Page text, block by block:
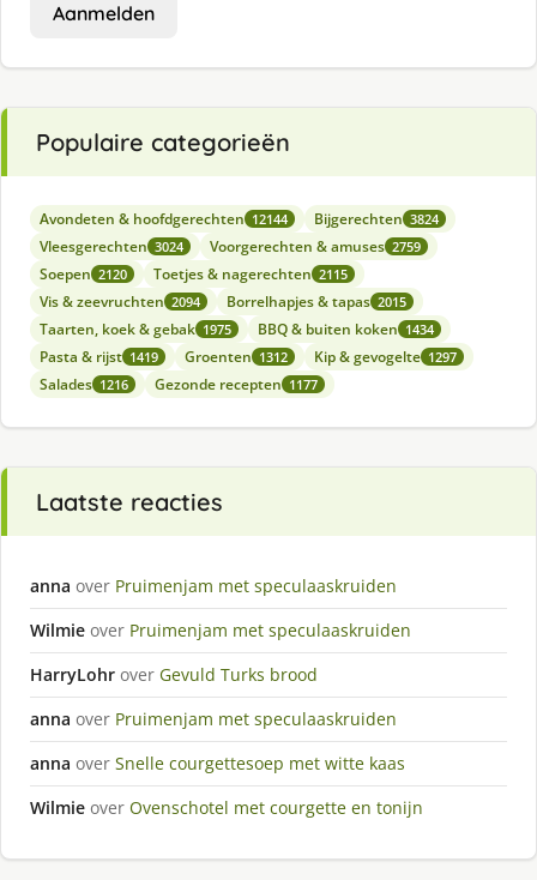
Aanmelden
Populaire categorieën
Avondeten & hoofdgerechten 12144 Bijgerechten 3824
Vleesgerechten 3024 Voorgerechten & amuses 2759
Soepen 2120 Toetjes & nagerechten 2115
Vis & zeevruchten 2094 Borrelhapjes & tapas 2015
Taarten, koek & gebak 1975 BBQ & buiten koken 1434
Pasta & rijst 1419 Groenten 1312 Kip & gevogelte 1297
Salades 1216 Gezonde recepten 1177
Laatste reacties
anna over Pruimenjam met speculaaskruiden
Wilmie over Pruimenjam met speculaaskruiden
HarryLohr over Gevuld Turks brood
anna over Pruimenjam met speculaaskruiden
anna over Snelle courgettesoep met witte kaas
Wilmie over Ovenschotel met courgette en tonijn